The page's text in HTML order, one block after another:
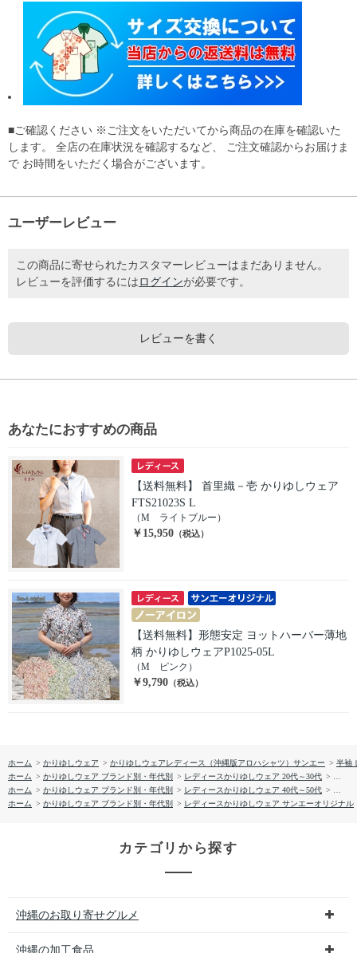
■ご確認ください ※ご注文をいただいてから商品の在庫を確認いた
します。 全店の在庫状況を確認するなど、 ご注文確認からお届けま
で お時間をいただく場合がございます。
ユーザーレビュー
この商品に寄せられたカスタマーレビューはまだありません。
レビューを評価するには ログインが必要です。
レビューを書く
あなたにおすすめの商品
【送料無料】 首里織－壱 かりゆしウェア
FTS21023S L
（M ライトブルー）
￥15,950 （税込）
【送料無料】形態安定 ヨットハーバー薄地
柄 かりゆしウェアP1025-05L
（M ピンク）
￥9,790 （税込）
ホーム > かりゆしウェア > かりゆしウェアレディース（沖縄版アロハシャツ）サンエー > 半袖
ホーム > かりゆしウェア ブランド別・年代別 > レディースかりゆしウェア 20代～30代
ホーム > かりゆしウェア ブランド別・年代別 > レディースかりゆしウェア 40代～50代
ホーム > かりゆしウェア ブランド別・年代別 > レディースかりゆしウェア サンエーオリジナル
カテゴリから探す
沖縄のお取り寄せグルメ
沖縄の加工食品